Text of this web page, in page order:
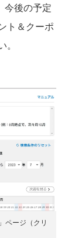
今後の予定
ト＆クーポ
ページ（クリ